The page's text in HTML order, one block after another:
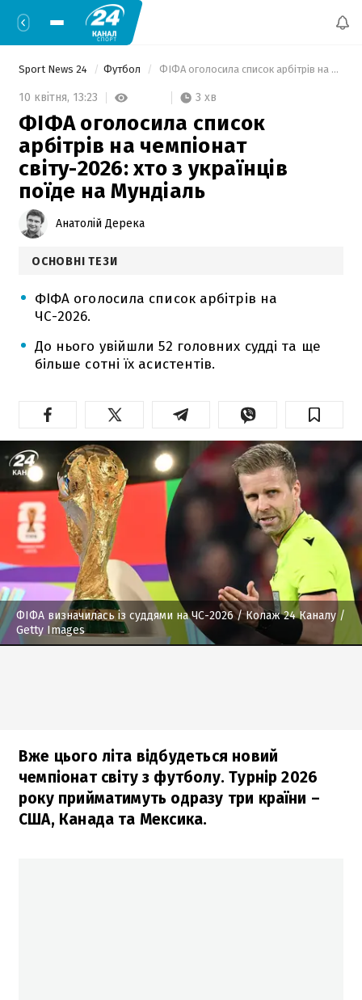
Sport News 24 Футбол ФІФА оголосила список арбітрів на чемпіонат світу-2026: хто з українців поїде на Мундіаль
10 квітня, 13:23 3 хв
ФІФА оголосила список
арбітрів на чемпіонат
світу-2026: хто з українців
поїде на Мундіаль
Анатолій Дерека
ОСНОВНІ ТЕЗИ
ФІФА оголосила список арбітрів на
ЧС-2026.
До нього увійшли 52 головних судді та ще
більше сотні їх асистентів.
ФІФА визначилась із суддями на ЧС-2026/ Колаж 24 Каналу /
Getty Images
Вже цього літа відбудеться новий
чемпіонат світу з футболу. Турнір 2026
року прийматимуть одразу три країни –
США, Канада та Мексика.